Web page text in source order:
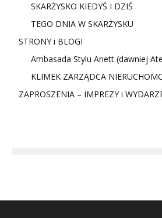
SKARŻYSKO KIEDYŚ I DZIŚ
TEGO DNIA W SKARŻYSKU
STRONY i BLOGI
Ambasada Stylu Anett (dawniej
KLIMEK ZARZĄDCA
ZAPROSZENIA – IMPREZY i